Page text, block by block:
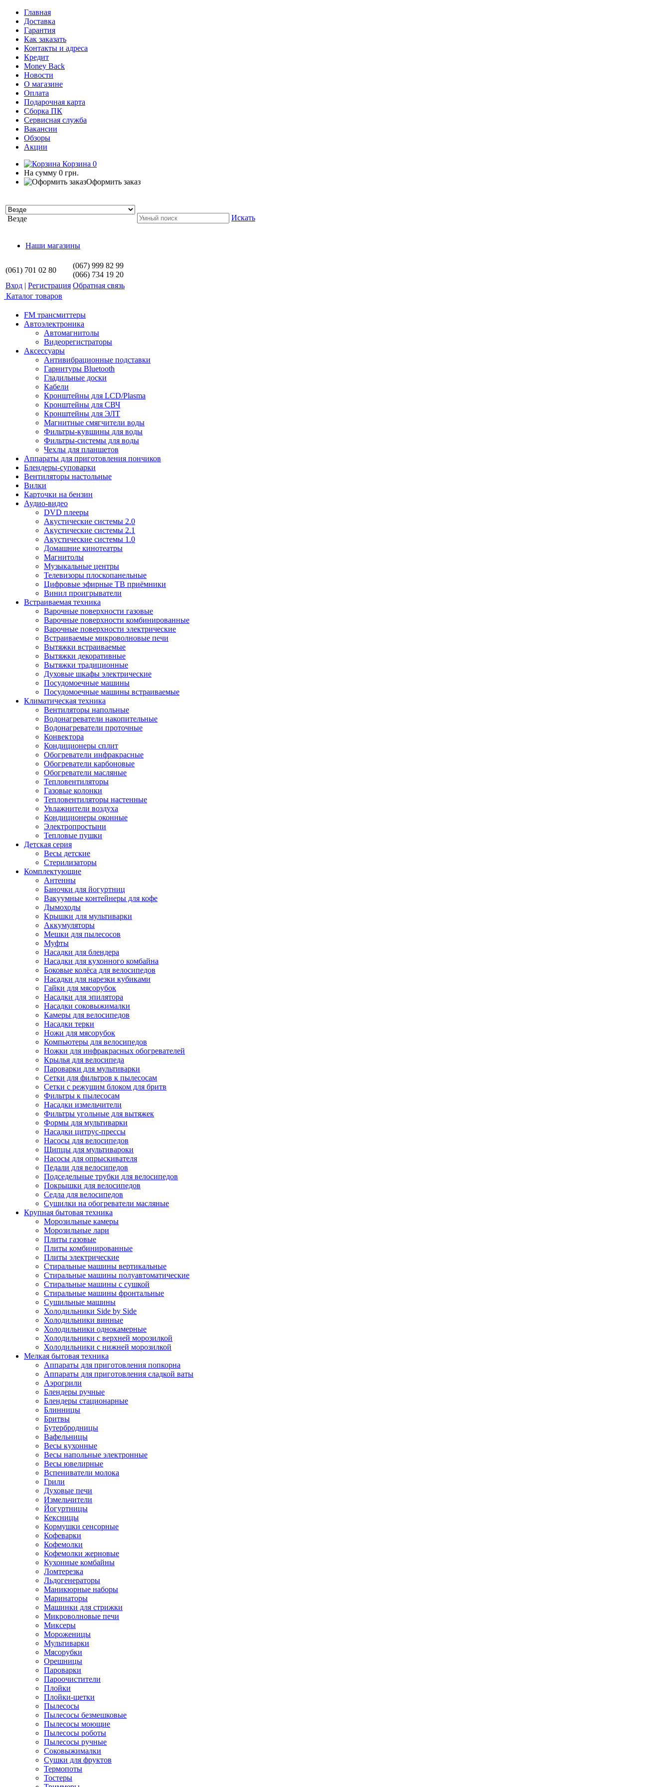
Главная
Доставка
Гарантия
Как заказать
Контакты и адреса
Кредит
Money Back
Новости
О магазине
Оплата
Подарочная карта
Сборка ПК
Сервисная служба
Вакансии
Обзоры
Акции
Корзина 0
На сумму 0 грн.
Оформить заказ
Везде Искать
Наши магазины
(061) 701 02 80
(067) 999 82 99
(066) 734 19 20
Вход | Регистрация Обратная связь
Каталог товаров
FM трансмиттеры
Автоэлектроника
Автомагнитолы
Видеорегистраторы
Аксессуары
Антивибрационные подставки
Гарнитуры Bluetooth
Гладильные доски
Кабели
Кронштейны для LCD/Plasma
Кронштейны для СВЧ
Кронштейны для ЭЛТ
Магнитные смягчители воды
Фильтры-кувшины для воды
Фильтры-системы для воды
Чехлы для планшетов
Аппараты для приготовления пончиков
Блендеры-суповарки
Вентиляторы настольные
Вилки
Карточки на бензин
Аудио-видео
DVD плееры
Акустические системы 2.0
Акустические системы 2.1
Акустические системы 1.0
Домашние кинотеатры
Магнитолы
Музыкальные центры
Телевизоры плоскопанельные
Цифровые эфирные ТВ приёмники
Винил проигрыватели
Встраиваемая техника
Варочные поверхности газовые
Варочные поверхности комбинированные
Варочные поверхности электрические
Встраиваемые микроволновые печи
Вытяжки встраиваемые
Вытяжки декоративные
Вытяжки традиционные
Духовые шкафы электрические
Посудомоечные машины
Посудомоечные машины встраиваемые
Климатическая техника
Вентиляторы напольные
Водонагреватели накопительные
Водонагреватели проточные
Конвектора
Кондиционеры сплит
Обогреватели инфракрасные
Обогреватели карбоновые
Обогреватели масляные
Тепловентиляторы
Газовые колонки
Тепловентиляторы настенные
Увлажнители воздуха
Кондиционеры оконные
Электропростыни
Тепловые пушки
Детская серия
Весы детские
Стерилизаторы
Комплектующие
Антенны
Баночки для йогуртниц
Вакуумные контейнеры для кофе
Дымоходы
Крышки для мультиварки
Аккумуляторы
Мешки для пылесосов
Муфты
Насадки для блендера
Насадки для кухонного комбайна
Боковые колёса для велосипедов
Насадки для нарезки кубиками
Гайки для мясорубок
Насадки для эпилятора
Насадки соковыжималки
Камеры для велосипедов
Насадки терки
Ножи для мясорубок
Компьютеры для велосипедов
Ножки для инфракрасных обогревателей
Крылья для велосипеда
Пароварки для мультиварки
Сетки для фильтров к пылесосам
Сетки с режущим блоком для бритв
Фильтры к пылесосам
Насадки измельчители
Фильтры угольные для вытяжек
Формы для мультиварки
Насадки цитрус-прессы
Насосы для велосипедов
Щипцы для мультивароки
Насосы для опрыскивателя
Педали для велосипедов
Подседельные трубки для велосипедов
Покрышки для велосипедов
Седла для велосипедов
Сушилки на обогреватели масляные
Крупная бытовая техника
Морозильные камеры
Морозильные лари
Плиты газовые
Плиты комбинированные
Плиты электрические
Стиральные машины вертикальные
Стиральные машины полуавтоматические
Стиральные машины с сушкой
Стиральные машины фронтальные
Сушильные машины
Холодильники Side by Side
Холодильники винные
Холодильники однокамерные
Холодильники с верхней морозилкой
Холодильники с нижней морозилкой
Мелкая бытовая техника
Аппараты для приготовления попкорна
Аппараты для приготовления сладкой ваты
Аэрогрили
Блендеры ручные
Блендеры стационарные
Блинницы
Бритвы
Бутербродницы
Вафельницы
Весы кухонные
Весы напольные электронные
Весы ювелирные
Вспениватели молока
Грили
Духовые печи
Измельчители
Йогуртницы
Кексницы
Кормушки сенсорные
Кофеварки
Кофемолки
Кофемолки жерновые
Кухонные комбайны
Ломтерезка
Льдогенераторы
Маникюрные наборы
Маринаторы
Машинки для стрижки
Микроволновые печи
Миксеры
Мороженицы
Мультиварки
Мясорубки
Орешницы
Пароварки
Пароочистители
Плойки
Плойки-щетки
Пылесосы
Пылесосы безмешковые
Пылесосы моющие
Пылесосы роботы
Пылесосы ручные
Соковыжималки
Сушки для фруктов
Термопоты
Тостеры